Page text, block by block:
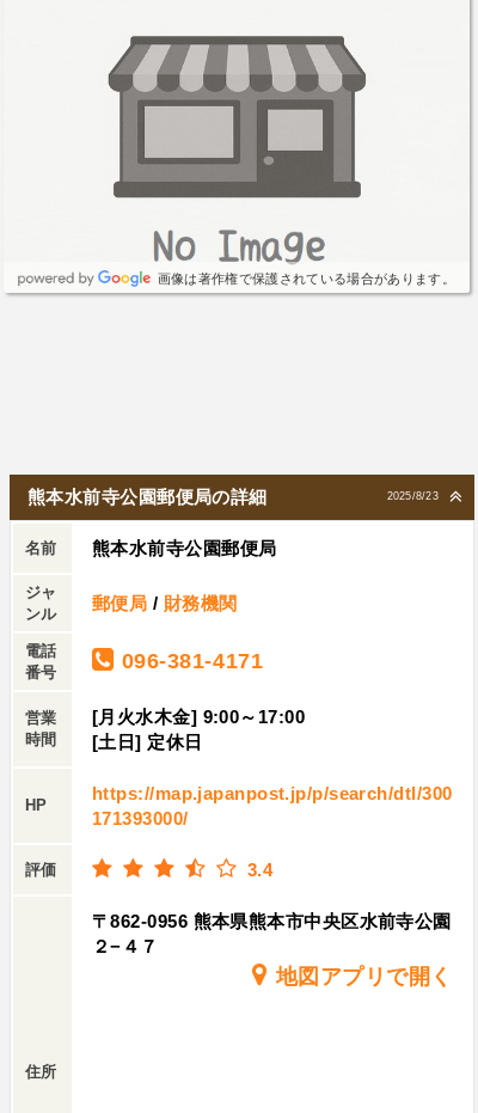
画像は著作権で保護されている場合があります。
2025/8/23
熊本水前寺公園郵便局の詳細
名前 熊本水前寺公園郵便局
ジャ
ンル
郵便局 / 財務機関
電話
番号
096-381-4171
営業
時間
[月火水木金] 9:00～17:00
[土日] 定休日
HP
https://map.japanpost.jp/p/search/dtl/300
171393000/
評価 3.4
住所
〒862-0956 熊本県熊本市中央区水前寺公園
２−４７
地図アプリで開く